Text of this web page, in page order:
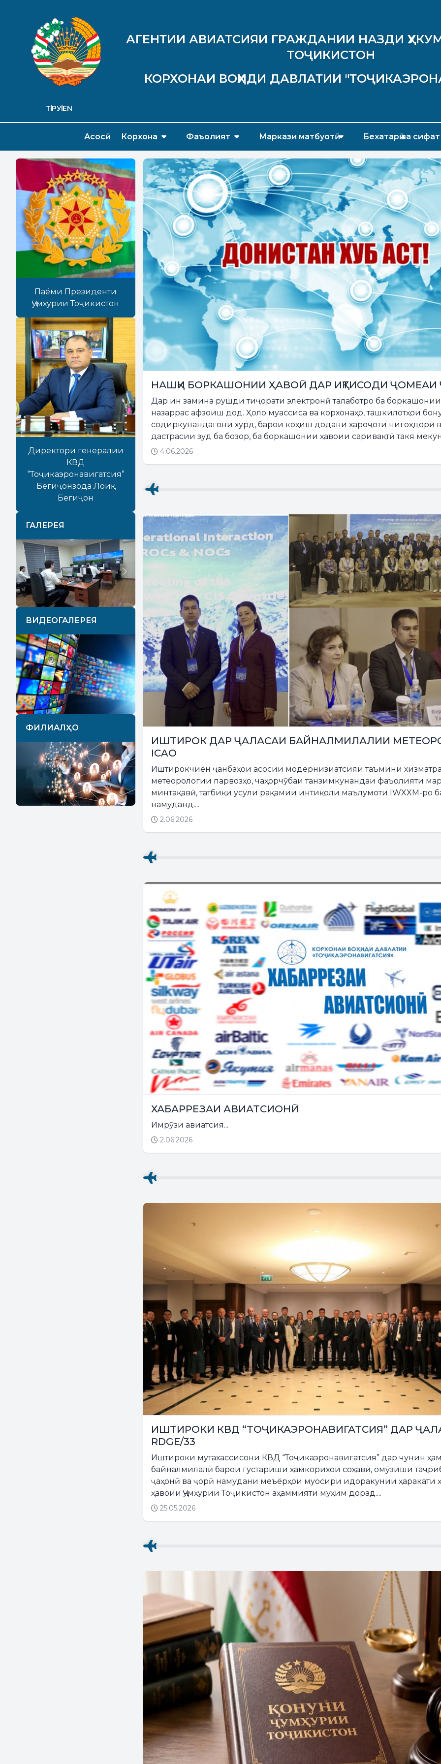
АГЕНТИИ АВИАТСИЯИ ГРАЖДАНИИ НАЗДИ
ТОҶИКИСТОН
КОРХОНАИ ВОҲИДИ ДАВЛАТИИ
ТҶ РУEN
Асосӣ Корхона Фаъолият Маркази матбуотӣ Бехатарӣ ва сифат
Паёми Президенти
Ҷумҳурии Тоҷикистон
Директори генералии
КВД
“Тоҷикаэронавигатсия”
Бегиҷонзода Лоиқ
Бегиҷон
ГАЛЕРЕЯ
Previous Next
ВИДЕОГАЛЕРЕЯ
ФИЛИАЛҲО
НАШҚИ БОРКАШОНИИ ҲАВОӢ ДАР ИҚТИСОДИ
Дар ин замина рушди тиҷорати электронӣ талаботро ба боркашонии
назаррас афзоиш дод. Ҳоло муассиса ва корхонаҳо, ташкилотҳои
содиркунандагони хурд, барои коҳиш додани хароҷоти нигоҳдорӣ
дастрасии зуд ба бозор, ба боркашонии ҳавоии саривақтӣ такя
4.06.2026
ИШТИРОК ДАР ҶАЛАСАИ БАЙНАЛМИЛАЛИИ
ICAO
Иштирокчиён ҷанбаҳои асосии модернизиатсияи таъмини
метеорологии парвозҳо, чаҳорчӯбаи танзимкунандаи фаъолияти
минтақавӣ, татбиқи усули рақамии интиқоли маълумоти IWXXM-ро
намуданд....
2.06.2026
ХАБАРРЕЗАИ АВИАТСИОНӢ
Имрӯзи авиатсия...
2.06.2026
ИШТИРОКИ КВД “ТОҶИКАЭРОНАВИГАТСИЯ” ДАР
RDGE/33
Иштироки мутахассисони КВД “Тоҷикаэронавигатсия” дар чунин
байналмилалӣ барои густариши ҳамкориҳои соҳавӣ, омӯзиши
ҷаҳонӣ ва ҷорӣ намудани меъёрҳои муосири идоракунии ҳаракати
ҳавоии Ҷумҳурии Тоҷикистон аҳаммияти муҳим дорад....
25.05.2026